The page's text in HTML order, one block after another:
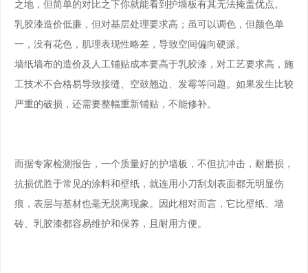
之地，但简单的对比之下你就能看到护墙板有其无法掩盖优点。
乳胶漆造价低廉，但对基层处理要求高；虽可以调色，但颜色单
一，没有花色，肌理表现性略差，导致空间偏向硬派。
墙纸墙布的造价及人工铺贴成本要高于乳胶漆，对工艺要求高，施
工技术不合格易导致接缝、空鼓翘边、发霉等问题。如果发生比较
严重的破损，还需要整幅重新铺贴，不能修补。
而据专家检测报告，一个质量好的护墙板，不但抗冲击，耐磨损，
抗损优胜于常见的涂料和壁纸，就连用小刀刮划表面都无明显伤
痕，表层与基材也毫无脱离现象。因此相对而言，它比壁纸、墙
砖、乳胶漆都容易维护和保养，且耐用方便。